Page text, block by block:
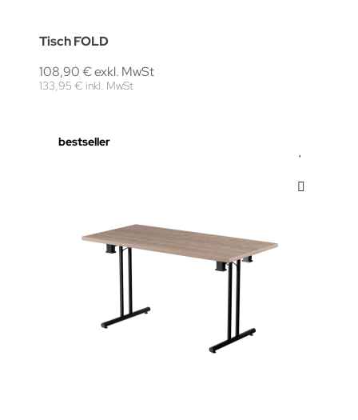
Tisch FOLD
108,90 € exkl. MwSt
133,95 € inkl. MwSt
bestseller